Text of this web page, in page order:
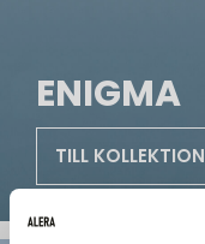
ENIGMA
TILL